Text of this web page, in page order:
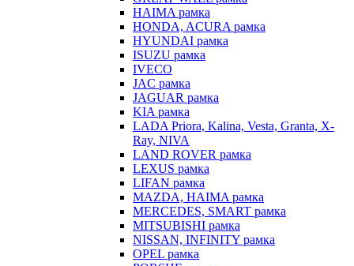
HAIMA рамка
HONDA, ACURA рамка
HYUNDAI рамка
ISUZU рамка
IVECO
JAC рамка
JAGUAR рамка
KIA рамка
LADA Priora, Kalina, Vesta, Granta, X-
Ray, NIVA
LAND ROVER рамка
LEXUS рамка
LIFAN рамка
MAZDA, HAIMA рамка
MERCEDES, SMART рамка
MITSUBISHI рамка
NISSAN, INFINITY рамка
OPEL рамка